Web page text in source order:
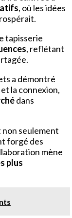
, où les idées
tapisserie
, reflétant
a démontré
la connexion,
dans
non seulement
forgé des
mène
plus